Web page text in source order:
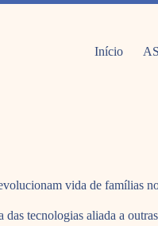
Início
vida de famílias
das tecnologias aliada a